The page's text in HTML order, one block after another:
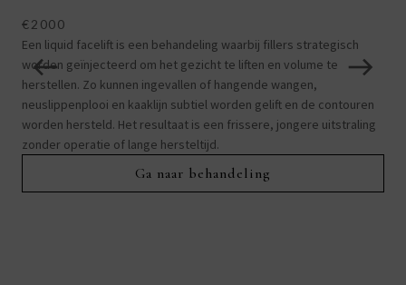
€2000
Een liquid facelift is een behandeling waarbij fillers strategisch
worden geïnjecteerd om het gezicht te liften en volume te
herstellen. Zo kunnen ingevallen of hangende wangen,
neuslippenplooi en kaaklijn subtiel worden gelift en de contouren
worden hersteld. Het resultaat is een frissere, jongere uitstraling
zonder operatie of lange hersteltijd.
Ga naar behandeling